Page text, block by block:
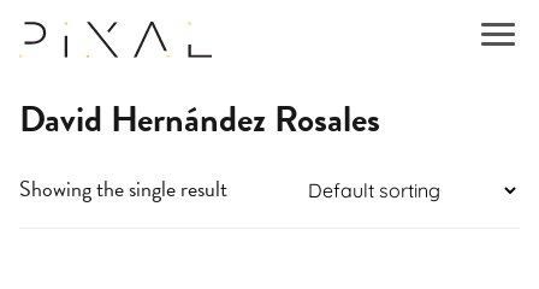
David Hernández Rosales
Showing the single result